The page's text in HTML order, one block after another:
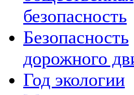
безопасность
Безопасность
дорожного
Год экологии